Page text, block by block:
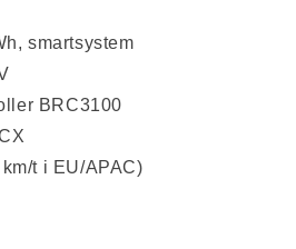
smartsystem
BRC3100
t i EU/APAC)